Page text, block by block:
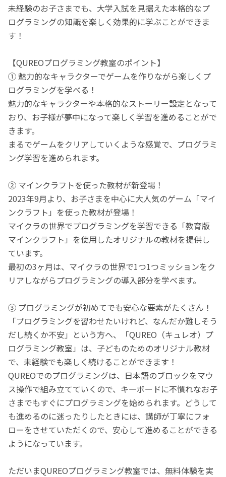
未経験のお子さまでも、大学入試を見据えた本格的なプ
ログラミングの知識を楽しく効果的に学ぶことができま
す！
【QUREOプログラミング教室のポイント】
① 魅力的なキャラクターでゲームを作りながら楽しくプ
ログラミングを学べる！
魅力的なキャラクターや本格的なストーリー設定となって
おり、お子様が夢中になって楽しく学習を進めることがで
きます。
まるでゲームをクリアしていくような感覚で、プログラミ
ング学習を進められます。
② マインクラフトを使った教材が新登場！
2023年9月より、お子さまを中心に大人気のゲーム「マイ
ンクラフト」を使った教材が登場！
マイクラの世界でプログラミングを学習できる「教育版
マインクラフト」を使用したオリジナルの教材を提供し
ています。
最初の3ヶ月は、マイクラの世界で1つ1つミッションをク
リアしながらプログラミングの導入部分を学べます。
③ プログラミングが初めてでも安心な要素がたくさん！
「プログラミングを習わせたいけれど、なんだか難しそう
だし続くか不安」という方へ、「QUREO（キュレオ）プ
ログラミング教室」は、子どものためのオリジナル教材
で、未経験でも楽しく続けることができます！
QUREOでのプログラミングは、日本語のブロックをマウ
ス操作で組み立てていくので、キーボードに不慣れなお子
さまでもすぐにプログラミングを始められます。どうして
も進めるのに迷ったりしたときには、講師が丁寧にフォ
ローをさせていただくので、安心して進めることができる
ようになっています。
ただいまQUREOプログラミング教室では、無料体験を実